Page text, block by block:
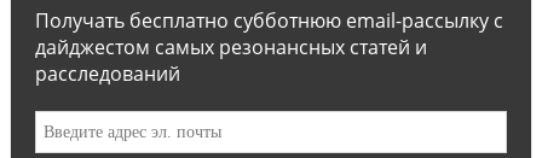
Получать бесплатно субботнюю email-рассылку с
дайджестом самых резонансных статей и
расследований